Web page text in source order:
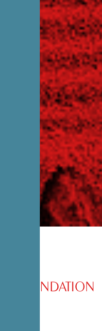
LA FONDATION